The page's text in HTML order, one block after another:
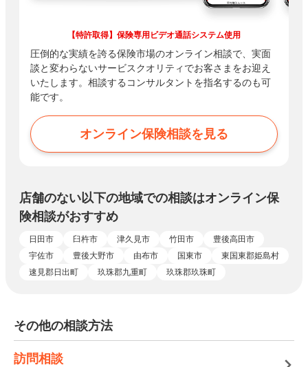
【特許取得】保険専用ビデオ通話システム使用
圧倒的な実績を誇る保険市場のオンライン相談で、実面
談と変わらないサービスクオリティでお客さまをお迎え
いたします。相談するコンサルタントを指名するのも可
能です。
オンライン保険相談を見る
店舗のない以下の地域での相談はオンライン保
険相談がおすすめ
日田市 臼杵市 津久見市 竹田市
豊後高田市
宇佐市
豊後大野市 由布市 国東市
東国東郡姫島村
速見郡日出町
玖珠郡九重町 玖珠郡玖珠町
その他の相談方法
訪問相談